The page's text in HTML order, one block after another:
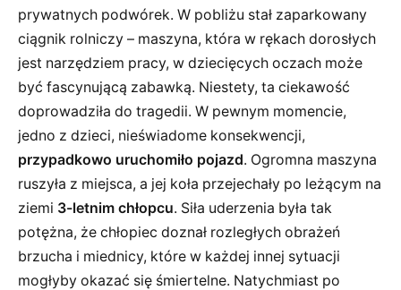
prywatnych podwórek. W pobliżu stał zaparkowany
ciągnik rolniczy – maszyna, która w rękach dorosłych
jest narzędziem pracy, w dziecięcych oczach może
być fascynującą zabawką. Niestety, ta ciekawość
doprowadziła do tragedii. W pewnym momencie,
jedno z dzieci, nieświadome konsekwencji,
przypadkowo uruchomiło pojazd. Ogromna maszyna
ruszyła z miejsca, a jej koła przejechały po leżącym na
ziemi 3-letnim chłopcu. Siła uderzenia była tak
potężna, że chłopiec doznał rozległych obrażeń
brzucha i miednicy, które w każdej innej sytuacji
mogłyby okazać się śmiertelne. Natychmiast po